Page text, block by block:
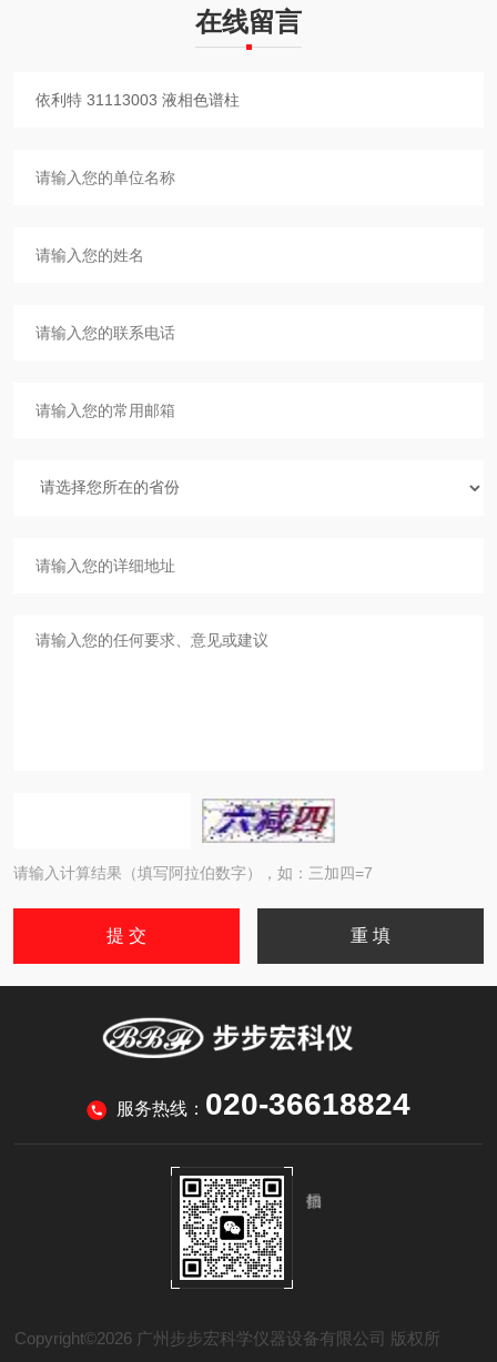
在线留言
请输入计算结果（填写阿拉伯数字），如：三加四=7
服务热线： 020-36618824
Copyright©2026 广州步步宏科学仪器设备有限公司 版权所